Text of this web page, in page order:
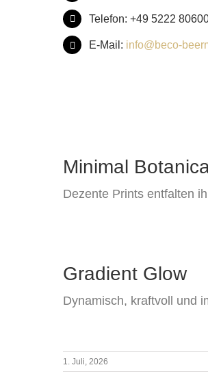
Telefon: +49 5222
E-Mail: info@beco-
Minimal
Dezente Prints entfalten
Gradient Glow
Dynamisch, kraftvoll und
1. Juli, 2026